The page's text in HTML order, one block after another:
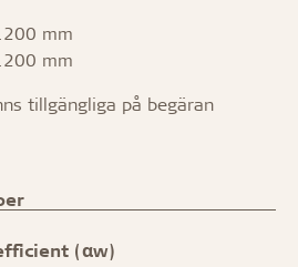
mm
mm
tillgängliga på begäran
(αw)